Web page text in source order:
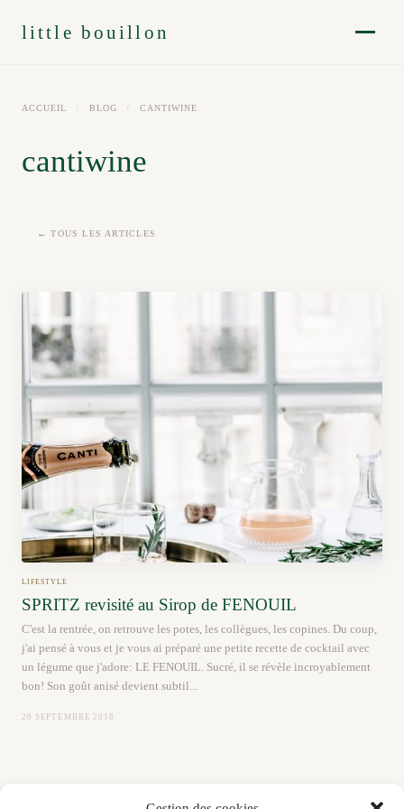
little bouillon
ACCUEIL / BLOG / CANTIWINE
cantiwine
← TOUS LES ARTICLES
LIFESTYLE
SPRITZ revisité au Sirop de FENOUIL
C'est la rentrée, on retrouve les potes, les collègues, les copines. Du coup,
j'ai pensé à vous et je vous ai préparé une petite recette de cocktail avec
un légume que j'adore: LE FENOUIL. Sucré, il se révèle incroyablement
bon! Son goût anisé devient subtil...
20 SEPTEMBRE 2018